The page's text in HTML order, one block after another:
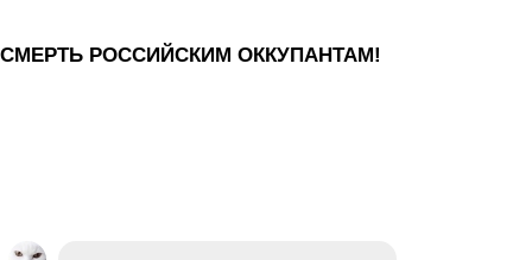
СМЕРТЬ РОССИЙСКИМ ОККУПАНТАМ!